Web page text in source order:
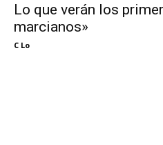
Lo que verán los
marcianos»
C Lo